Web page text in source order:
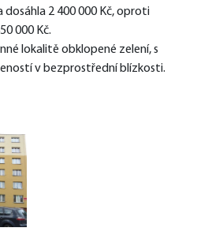
dosáhla 2 400 000 Kč, oproti
000 Kč.
lokalitě obklopené zelení, s
v bezprostřední blízkosti.